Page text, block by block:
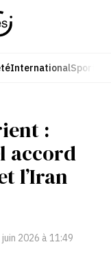
InternationalSport
:
accord
l’Iran
2026 à 11:49